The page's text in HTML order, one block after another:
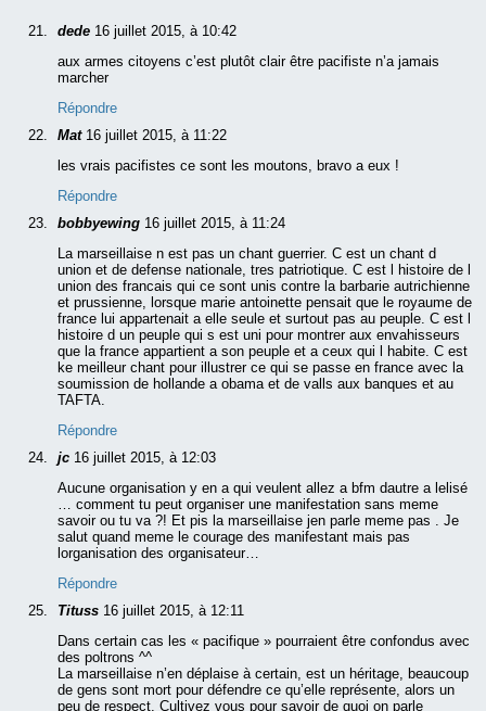
dede 16 juillet 2015, à 10:42
aux armes citoyens c’est plutôt clair être pacifiste n’a jamais
marcher
Répondre
Mat 16 juillet 2015, à 11:22
les vrais pacifistes ce sont les moutons, bravo a eux !
Répondre
bobbyewing 16 juillet 2015, à 11:24
La marseillaise n est pas un chant guerrier. C est un chant d
union et de defense nationale, tres patriotique. C est l histoire de l
union des francais qui ce sont unis contre la barbarie autrichienne
et prussienne, lorsque marie antoinette pensait que le royaume de
france lui appartenait a elle seule et surtout pas au peuple. C est l
histoire d un peuple qui s est uni pour montrer aux envahisseurs
que la france appartient a son peuple et a ceux qui l habite. C est
ke meilleur chant pour illustrer ce qui se passe en france avec la
soumission de hollande a obama et de valls aux banques et au
TAFTA.
Répondre
jc 16 juillet 2015, à 12:03
Aucune organisation y en a qui veulent allez a bfm dautre a lelisé
… comment tu peut organiser une manifestation sans meme
savoir ou tu va ?! Et pis la marseillaise jen parle meme pas . Je
salut quand meme le courage des manifestant mais pas
lorganisation des organisateur…
Répondre
Tituss 16 juillet 2015, à 12:11
Dans certain cas les « pacifique » pourraient être confondus avec
des poltrons ^^
La marseillaise n’en déplaise à certain, est un héritage, beaucoup
de gens sont mort pour défendre ce qu’elle représente, alors un
peu de respect. Cultivez vous pour savoir de quoi on parle